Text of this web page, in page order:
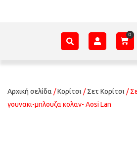
Αρχική σελίδα /Κορίτσι /Σετ Κορίτσι /
γουνακι-μπλουζα κολαν- Aosi Lan